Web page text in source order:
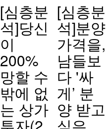
[심층분
석]당신
이
200%
망할 수
밖에 없
는 상가
[심층분
석]분양
가격을,
남들보
다 '싸
게’ 분
양 받고